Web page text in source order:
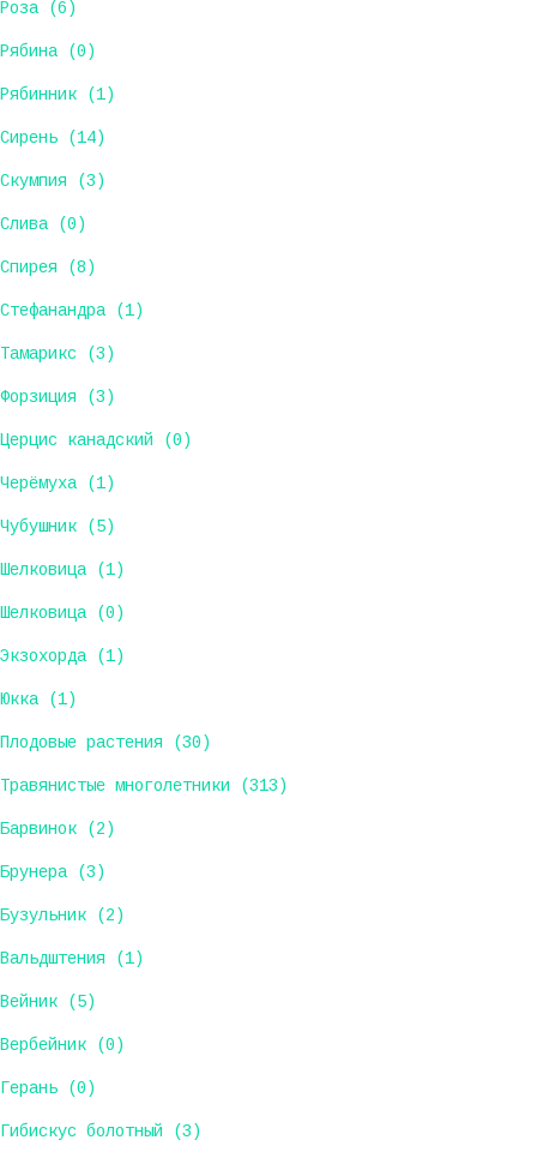
Роза (6)
Рябина (0)
Рябинник (1)
Сирень (14)
Скумпия (3)
Слива (0)
Спирея (8)
Стефанандра (1)
Тамарикс (3)
Форзиция (3)
Церцис канадский (0)
Черёмуха (1)
Чубушник (5)
Шелковица (1)
Шелковица (0)
Экзохорда (1)
Юкка (1)
Плодовые растения (30)
Травянистые многолетники (313)
Барвинок (2)
Брунера (3)
Бузульник (2)
Вальдштения (1)
Вейник (5)
Вербейник (0)
Герань (0)
Гибискус болотный (3)